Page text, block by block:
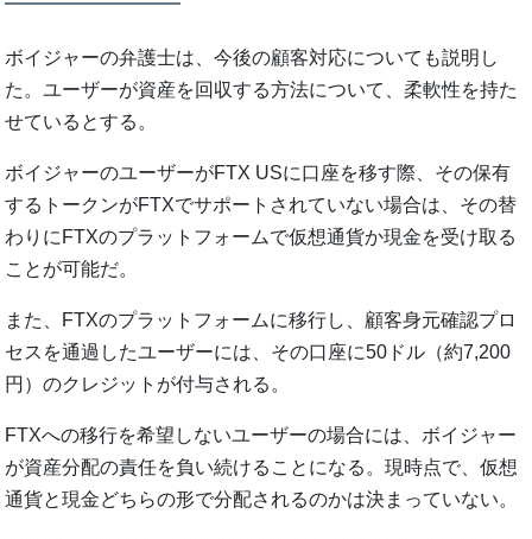
ボイジャーの弁護士は、今後の顧客対応についても説明し
た。ユーザーが資産を回収する方法について、柔軟性を持た
せているとする。
ボイジャーのユーザーがFTX USに口座を移す際、その保有
するトークンがFTXでサポートされていない場合は、その替
わりにFTXのプラットフォームで仮想通貨か現金を受け取る
ことが可能だ。
また、FTXのプラットフォームに移行し、顧客身元確認プロ
セスを通過したユーザーには、その口座に50ドル（約7,200
円）のクレジットが付与される。
FTXへの移行を希望しないユーザーの場合には、ボイジャー
が資産分配の責任を負い続けることになる。現時点で、仮想
通貨と現金どちらの形で分配されるのかは決まっていない。